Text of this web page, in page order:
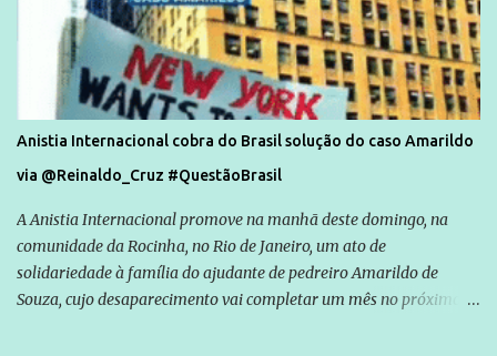
Anistia Internacional cobra do Brasil solução do caso Amarildo
via @Reinaldo_Cruz #QuestãoBrasil
A Anistia Internacional promove na manhã deste domingo, na
comunidade da Rocinha, no Rio de Janeiro, um ato de
solidariedade à família do ajudante de pedreiro Amarildo de
Souza, cujo desaparecimento vai completar um mês no próximo